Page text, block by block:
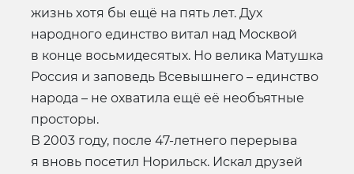
жизнь хотя бы ещё на пять лет. Дух
народного единство витал над Москвой
в конце восьмидесятых. Но велика Матушка
Россия и заповедь Всевышнего – единство
народа – не охватила ещё её необъятные
просторы.
В 2003 году, после 47-летнего перерыва
я вновь посетил Норильск. Искал друзей